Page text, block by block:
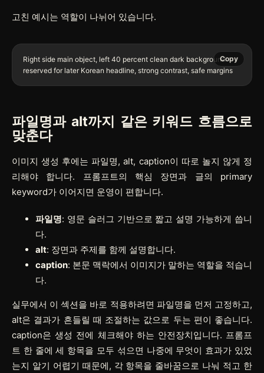
고친 예시는 역할이 나뉘어 있습니다.
Right side main object, left 40 percent clean dark background Copy
파일명과 alt까지 같은 키워드 흐름으로
맞춘다
이미지 생성 후에는 파일명, alt, caption이 따로 놀지 않게 정
리해야 합니다. 프롬프트의 핵심 장면과 글의 primary
keyword가 이어지면 운영이 편합니다.
파일명: 영문 슬러그 기반으로 짧고 설명 가능하게 씁니
다.
alt: 장면과 주제를 함께 설명합니다.
caption: 본문 맥락에서 이미지가 말하는 역할을 적습니
다.
실무에서 이 섹션을 바로 적용하려면 파일명을 먼저 고정하고,
alt은 결과가 흔들릴 때 조절하는 값으로 두는 편이 좋습니다.
caption은 생성 전에 체크해야 하는 안전장치입니다. 프롬프
트 한 줄에 세 항목을 모두 섞으면 나중에 무엇이 효과가 있었
는지 알기 어렵기 때문에, 각 항목을 줄바꿈으로 나눠 적고 한